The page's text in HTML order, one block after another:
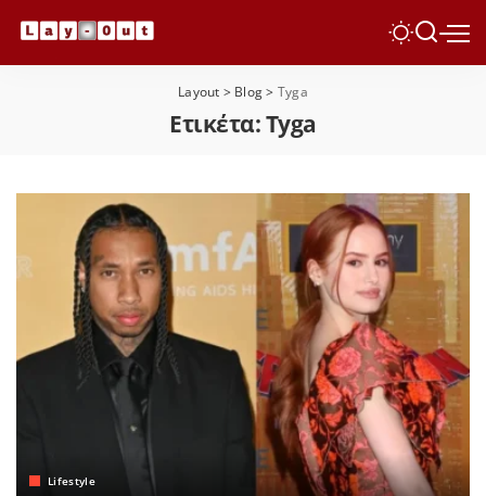
Layout > Blog> Tyga
Ετικέτα:Tyga
Lifestyle